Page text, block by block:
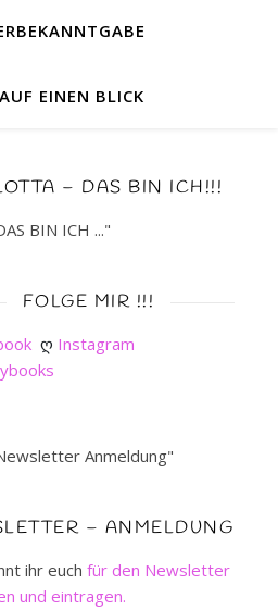
EINEN BLICK
– DAS BIN ICH!!!
FOLGE MIR !!!
ღ Instagram
– ANMELDUNG
ihr euch für den Newsletter
und eintragen.